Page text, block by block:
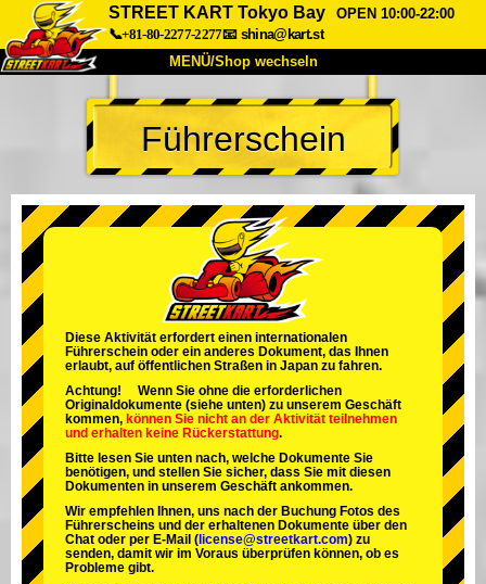
STREET KART Tokyo Bay
OPEN 10:00-22:00
📞+81-80-2277-2277📧 shina@kart.st
MENÜ/Shop wechseln
START
Über uns Spezifikationen Preise
Unternehmen Buchung
Shop wechseln
Tokio Shinagawa
Tokio Akihabara#2
Tokio Shibuya Annex Tokio Bucht
Tokio Asakusa Osaka
Okinawa
Führerschein
Diese Aktivität erfordert einen internationalen
Führerschein oder ein anderes Dokument, das Ihnen
erlaubt, auf öffentlichen Straßen in Japan zu fahren.
Achtung! Wenn Sie ohne die erforderlichen
Originaldokumente (siehe unten) zu unserem Geschäft
kommen, können Sie nicht an der Aktivität teilnehmen
und erhalten keine Rückerstattung.
Bitte lesen Sie unten nach, welche Dokumente Sie
benötigen, und stellen Sie sicher, dass Sie mit diesen
Dokumenten in unserem Geschäft ankommen.
Wir empfehlen Ihnen, uns nach der Buchung Fotos des
Führerscheins und der erhaltenen Dokumente über den
Chat oder per E-Mail ( license@streetkart.com) zu
senden, damit wir im Voraus überprüfen können, ob es
Probleme gibt.